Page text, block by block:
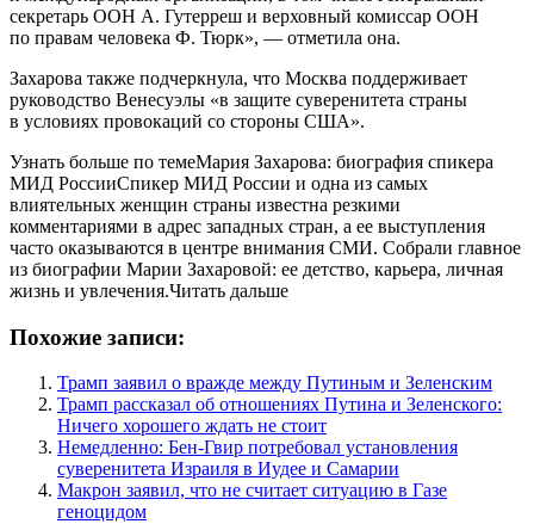
секретарь ООН А. Гутерреш и верховный комиссар ООН
по правам человека Ф. Тюрк», — отметила она.
Захарова также подчеркнула, что Москва поддерживает
руководство Венесуэлы «в защите суверенитета страны
в условиях провокаций со стороны США».
Узнать больше по темеМария Захарова: биография спикера
МИД РоссииСпикер МИД России и одна из самых
влиятельных женщин страны известна резкими
комментариями в адрес западных стран, а ее выступления
часто оказываются в центре внимания СМИ. Собрали главное
из биографии Марии Захаровой: ее детство, карьера, личная
жизнь и увлечения.Читать дальше
Похожие записи:
Трамп заявил о вражде между Путиным и Зеленским
Трамп рассказал об отношениях Путина и Зеленского:
Ничего хорошего ждать не стоит
Немедленно: Бен-Гвир потребовал установления
суверенитета Израиля в Иудее и Самарии
Макрон заявил, что не считает ситуацию в Газе
геноцидом